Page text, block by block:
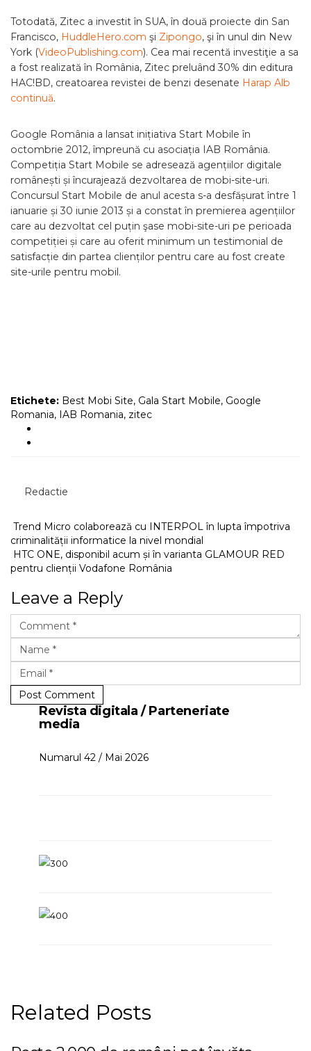
Totodată, Zitec a investit în SUA, în două proiecte din San
Francisco, HuddleHero.com şi Zipongo, şi în unul din New
York (VideoPublishing.com). Cea mai recentă investiţie a sa
a fost realizată în România, Zitec preluând 30% din editura
HAC!BD, creatoarea revistei de benzi desenate Harap Alb
continuă.
Google România a lansat inițiativa Start Mobile în
octombrie 2012, împreună cu asociația IAB România.
Competiția Start Mobile se adresează agențiilor digitale
românești și încurajează dezvoltarea de mobi-site-uri.
Concursul Start Mobile de anul acesta s-a desfășurat între 1
ianuarie și 30 iunie 2013 și a constat în premierea agențiilor
care au dezvoltat cel puțin şase mobi-site-uri pe perioada
competiției și care au oferit minimum un testimonial de
satisfacție din partea clienților pentru care au fost create
site-urile pentru mobil.
Etichete: Best Mobi Site, Gala Start Mobile, Google
Romania, IAB Romania, zitec
Redactie
Trend Micro colaborează cu INTERPOL în lupta împotriva
criminalității informatice la nivel mondial
HTC ONE, disponibil acum și în varianta GLAMOUR RED
pentru clienții Vodafone România
Leave a Reply
Post Comment
Revista digitala / Parteneriate
media
Numarul 42 / Mai 2026
Related Posts